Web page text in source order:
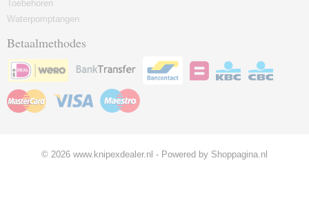
Toebehoren
Waterpomptangen
Betaalmethodes
© 2026 www.knipexdealer.nl - Powered by Shoppagina.nl